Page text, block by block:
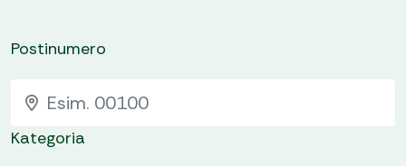
Postinumero
Kategoria